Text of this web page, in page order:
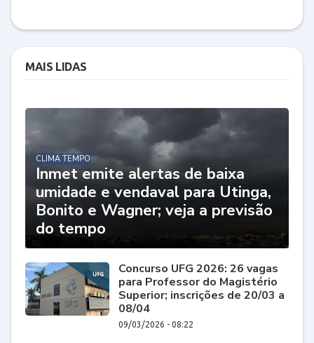
MAIS LIDAS
CLIMA TEMPO
Inmet emite alertas de baixa
umidade e vendaval para Utinga,
Bonito e Wagner; veja a previsão
do tempo
Concurso UFG 2026: 26 vagas
para Professor do Magistério
Superior; inscrições de 20/03 a
08/04
09/03/2026 - 08:22